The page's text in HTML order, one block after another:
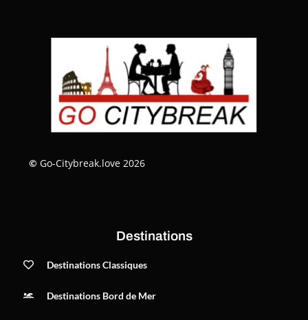
© Go-Citybreak.love 2026
Destinations
Destinations Classiques
Destinations Bord de Mer